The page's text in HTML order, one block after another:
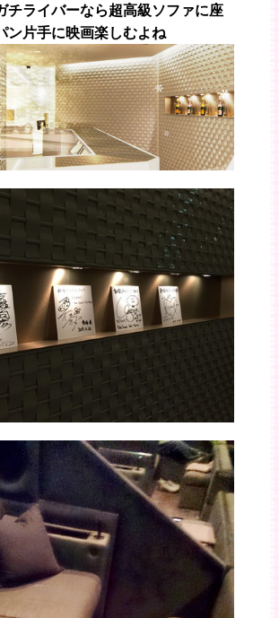
チライバーなら超高級ソファに座
ン片手に映画楽しむよね